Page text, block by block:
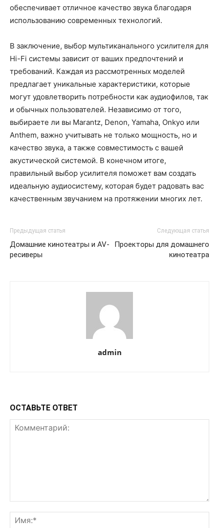
обеспечивает отличное качество звука благодаря
использованию современных технологий.
В заключение, выбор мультиканального усилителя для
Hi-Fi системы зависит от ваших предпочтений и
требований. Каждая из рассмотренных моделей
предлагает уникальные характеристики, которые
могут удовлетворить потребности как аудиофилов, так
и обычных пользователей. Независимо от того,
выбираете ли вы Marantz, Denon, Yamaha, Onkyo или
Anthem, важно учитывать не только мощность, но и
качество звука, а также совместимость с вашей
акустической системой. В конечном итоге,
правильный выбор усилителя поможет вам создать
идеальную аудиосистему, которая будет радовать вас
качественным звучанием на протяжении многих лет.
Предыдущая статья
Домашние кинотеатры и AV-
ресиверы
Следующая статья
Проекторы для домашнего
кинотеатра
admin
ОСТАВЬТЕ ОТВЕТ